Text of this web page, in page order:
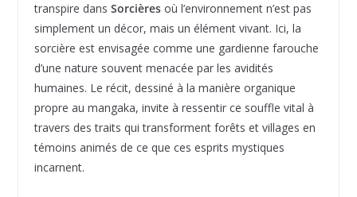
transpire dans Sorcièresoù l’environnement n’est pas
simplement un décor, mais un élément vivant. Ici, la
sorcière est envisagée comme une gardienne farouche
d’une nature souvent menacée par les avidités
humaines. Le récit, dessiné à la manière organique
propre au mangaka, invite à ressentir ce souffle vital à
travers des traits qui transforment forêts et villages en
témoins animés de ce que ces esprits mystiques
incarnent.